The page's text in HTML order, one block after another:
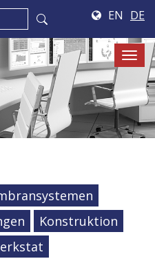
EN DE
Konstruktion